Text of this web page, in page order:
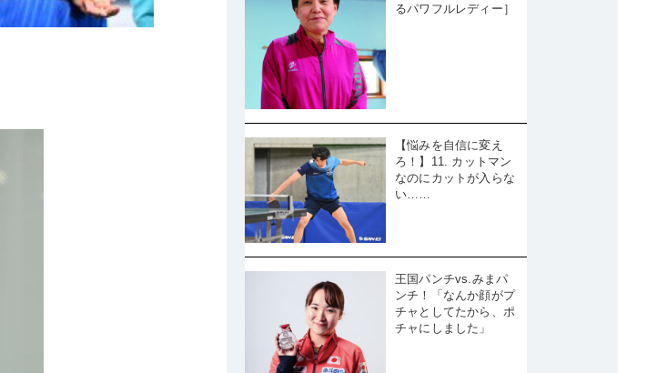
るパワフルレディー］
【悩みを自信に変え
ろ！】11. カットマン
なのにカットが入らな
い……
王国パンチvs.みまパ
ンチ！「なんか顔がプ
チャとしてたから、ポ
チャにしました」